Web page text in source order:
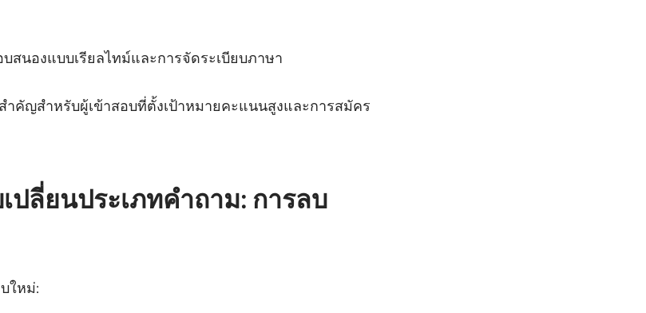
นองแบบเรียลไทม์และการจัดระเบียบภาษา
คัญสำหรับผู้เข้าสอบที่ตั้งเป้าหมายคะแนนสูงและการสมัคร
ปลี่ยนประเภทคำถาม: การลบ
ใหม่: